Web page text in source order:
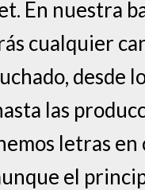
En nuestra
cualquier
desde
las
letras en
el